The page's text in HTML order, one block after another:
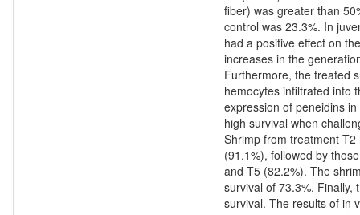
fiber) was greater than
control was 23.3%. In
had a positive effect on
increases in the
Furthermore, the treated
hemocytes infiltrated into
expression of peneidins
high survival when
Shrimp from treatment
(91.1%), followed by
and T5 (82.2%). The
survival of 73.3%. Finally,
survival. The results of in